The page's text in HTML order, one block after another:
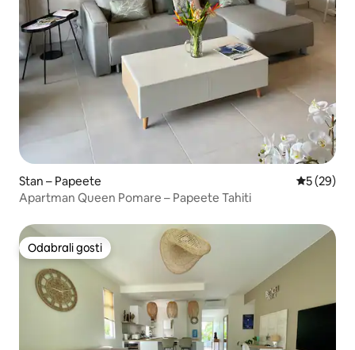
Stan – Papeete Prosječna
5 (29)
Apartman Queen Pomare – Papeete Tahiti
Odabrali gosti
Odabrali gosti